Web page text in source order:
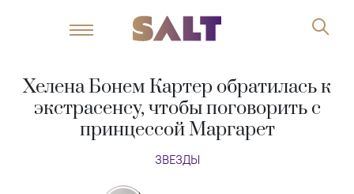
Хелена Бонем Картер обратилась к
экстрасенсу, чтобы поговорить с
принцессой Маргарет
ЗВЕЗДЫ